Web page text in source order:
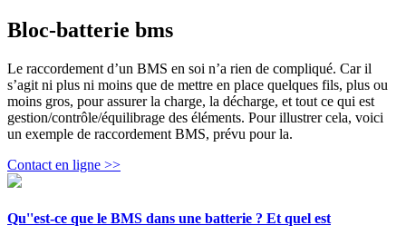
Bloc-batterie bms
Le raccordement d’un BMS en soi n’a rien de compliqué. Car il
s’agit ni plus ni moins que de mettre en place quelques fils, plus ou
moins gros, pour assurer la charge, la décharge, et tout ce qui est
gestion/contrôle/équilibrage des éléments. Pour illustrer cela, voici
un exemple de raccordement BMS, prévu pour la.
Contact en ligne >>
Qu''est-ce que le BMS dans une batterie ? Et quel est